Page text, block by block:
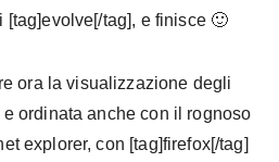
[tag]evolve[/tag], e finisce 🙂
ora la visualizzazione degli
e ordinata anche con il rognoso
explorer, con [tag]firefox[/tag]